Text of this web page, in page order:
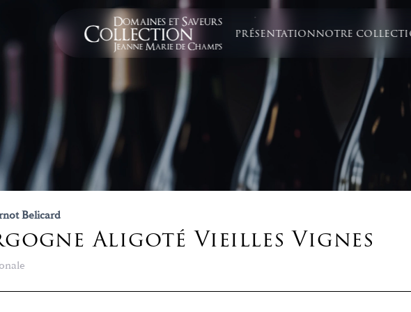
PRÉSENTATIONNOTRE
Belicard
Aligoté Vieilles Vignes